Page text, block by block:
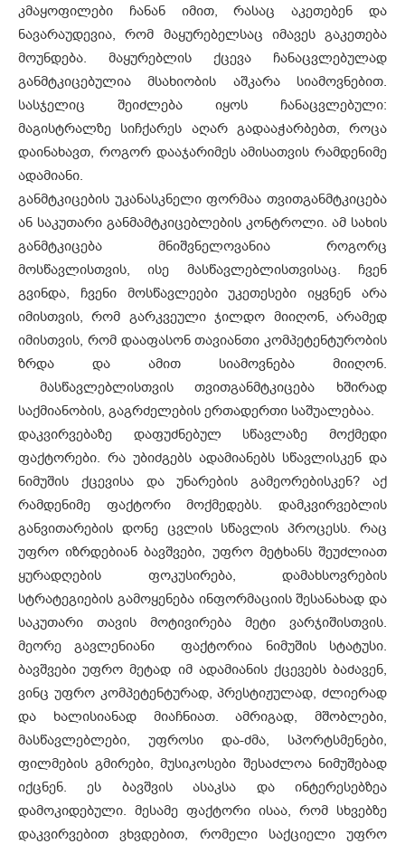
კმაყოფილები ჩანან იმით, რასაც აკეთებენ და
ნავარაუდევია, რომ მაყურებელსაც იმავეს გაკეთება
მოუნდება. მაყურებლის ქცევა ჩანაცვლებულად
განმტკიცებულია მსახიობის აშკარა სიამოვნებით.
სასჯელიც შეიძლება იყოს ჩანაცვლებული:
მაგისტრალზე სიჩქარეს აღარ გადააჭარბებთ, როცა
დაინახავთ, როგორ დააჯარიმეს ამისათვის რამდენიმე
ადამიანი.
განმტკიცების უკანასკნელი ფორმაა თვითგანმტკიცება
ან საკუთარი განმამტკიცებლების კონტროლი. ამ სახის
განმტკიცება მნიშვნელოვანია როგორც
მოსწავლისთვის, ისე მასწავლებლისთვისაც. ჩვენ
გვინდა, ჩვენი მოსწავლეები უკეთესები იყვნენ არა
იმისთვის, რომ გარკვეული ჯილდო მიიღონ, არამედ
იმისთვის, რომ დააფასონ თავიანთი კომპეტენტურობის
ზრდა და ამით სიამოვნება მიიღონ.
მასწავლებლისთვის თვითგანმტკიცება ხშირად
საქმიანობის, გაგრძელების ერთადერთი საშუალებაა.
დაკვირვებაზე დაფუძნებულ სწავლაზე მოქმედი
ფაქტორები. რა უბიძგებს ადამიანებს სწავლისკენ და
ნიმუშის ქცევისა და უნარების გამეორებისკენ? აქ
რამდენიმე ფაქტორი მოქმედებს. დამკვირვებლის
განვითარების დონე ცვლის სწავლის პროცესს. რაც
უფრო იზრდებიან ბავშვები, უფრო მეტხანს შეუძლიათ
ყურადღების ფოკუსირება, დამახსოვრების
სტრატეგიების გამოყენება ინფორმაციის შესანახად და
საკუთარი თავის მოტივირება მეტი ვარჯიშისთვის.
მეორე გავლენიანი ფაქტორია ნიმუშის სტატუსი.
ბავშვები უფრო მეტად იმ ადამიანის ქცევებს ბაძავენ,
ვინც უფრო კომპეტენტურად, პრესტიჟულად, ძლიერად
და ხალისიანად მიაჩნიათ. ამრიგად, მშობლები,
მასწავლებლები, უფროსი და-ძმა, სპორტსმენები,
ფილმების გმირები, მუსიკოსები შესაძლოა ნიმუშებად
იქცნენ. ეს ბავშვის ასაკსა და ინტერესებზეა
დამოკიდებული. მესამე ფაქტორი ისაა, რომ სხვებზე
დაკვირვებით ვხვდებით, რომელი საქციელი უფრო